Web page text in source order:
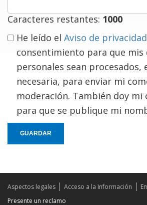
Caracteres restantes: 1000
He leído el Aviso de privacidad
consentimiento para que mis
personales sean procesados,
necesaria, para enviar mi
moderación. También doy
para que se publique mi
GUARDAR
Aspectos legales Acceso a la Información
Presente un reclamo